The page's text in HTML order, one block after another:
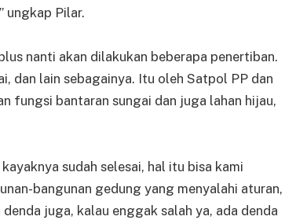
ungkap Pilar.
nanti akan dilakukan beberapa penertiban.
dan lain sebagainya. Itu oleh Satpol PP dan
fungsi bantaran sungai dan juga lahan hijau,
sudah selesai, hal itu bisa kami
bangunan gedung yang menyalahi aturan,
juga, kalau enggak salah ya, ada denda